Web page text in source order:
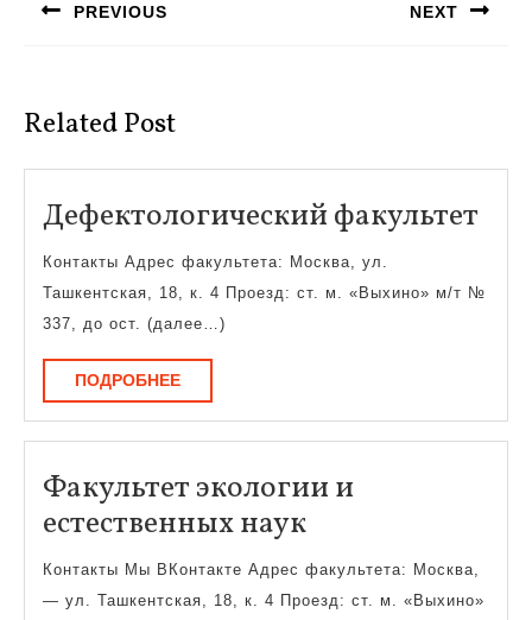
записям
PREVIOUS NEXT
Related Post
Дефектологический факультет
Контакты Адрес факультета: Москва, ул.
Ташкентская, 18, к. 4 Проезд: ст. м. «Выхино» м/т №
337, до ост. (далее…)
ПОДРОБНЕЕПОДРОБНЕЕ
Факультет экологии и
естественных наукФакультет
экологии
и
Контакты Мы ВКонтакте Адрес факультета: Москва,
— ул. Ташкентская, 18, к. 4 Проезд: ст. м. «Выхино»